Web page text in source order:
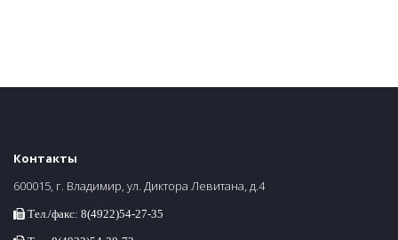
Контакты
600015, г. Владимир, ул. Диктора Левитана, д.4
Тел./факс: 8(4922)54-27-35